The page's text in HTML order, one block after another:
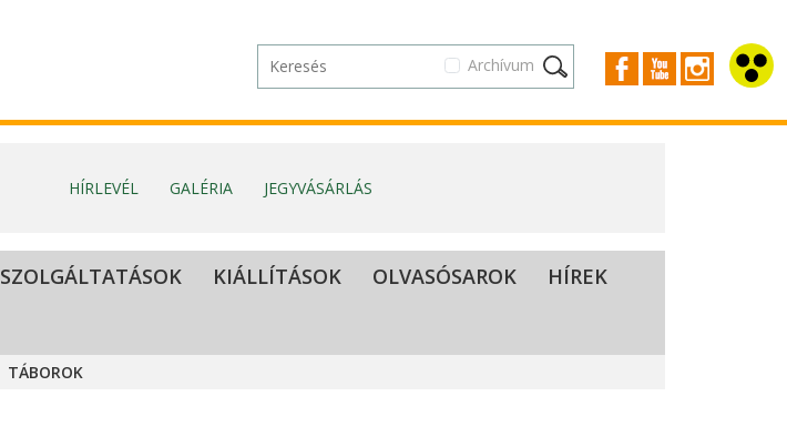
Archívum
HÍRLEVÉL GALÉRIA JEGYVÁSÁRLÁS
SZOLGÁLTATÁSOK KIÁLLÍTÁSOK OLVASÓSAROK
HÍREK
TÁBOROK